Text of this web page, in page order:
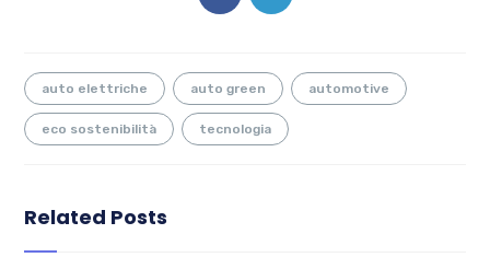
auto elettriche auto green automotive
eco sostenibilità tecnologia
Related Posts